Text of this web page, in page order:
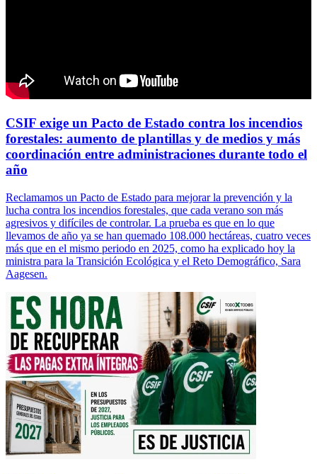
CSIF exige un Pacto de Estado contra los incendios
forestales: aumento de plantillas y de medios y más
coordinación entre administraciones durante todo el
año
Reclamamos un Pacto de Estado para mejorar la prevención y la
lucha contra los incendios forestales, que cada verano son más
agresivos y difíciles de controlar. La prueba es que en lo que
llevamos de año ya se han quemado 108.000 hectáreas, cuatro veces
más que en el mismo periodo en 2025, como ha explicado hoy la
ministra para la Transición Ecológica y el Reto Demográfico, Sara
Aagesen.